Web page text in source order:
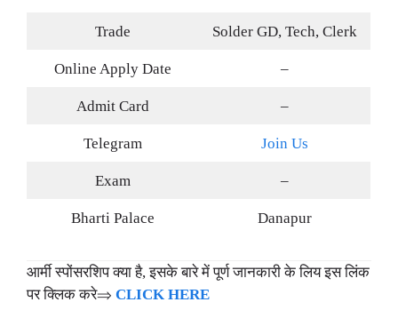
Trade Solder GD, Tech, Clerk
Online Apply Date –
Admit Card –
Telegram Join Us
Exam –
Bharti Palace Danapur
आर्मी स्पोंसरशिप क्या है, इसके बारे में पूर्ण जानकारी के लिय इस लिंक
पर क्लिक करे⇒ CLICK HERE